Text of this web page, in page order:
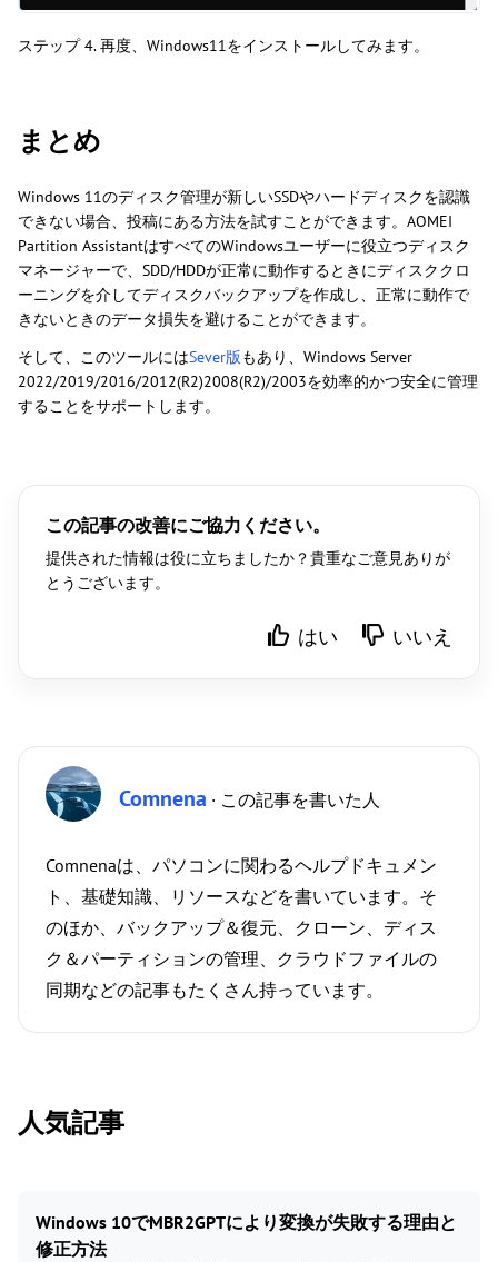
ステップ 4. 再度、Windows11をインストールしてみます。
まとめ
Windows 11のディスク管理が新しいSSDやハードディスクを認識
できない場合、投稿にある方法を試すことができます。AOMEI
Partition AssistantはすべてのWindowsユーザーに役立つディスク
マネージャーで、SDD/HDDが正常に動作するときにディスククロ
ーニングを介してディスクバックアップを作成し、正常に動作で
きないときのデータ損失を避けることができます。
そして、このツールにはSever版もあり、Windows Server
2022/2019/2016/2012(R2)2008(R2)/2003を効率的かつ安全に管理
することをサポートします。
この記事の改善にご協力ください。
提供された情報は役に立ちましたか？貴重なご意見ありが
とうございます。
はい いいえ
Comnena · この記事を書いた人
Comnenaは、パソコンに関わるヘルプドキュメン
ト、基礎知識、リソースなどを書いています。そ
のほか、バックアップ＆復元、クローン、ディス
ク＆パーティションの管理、クラウドファイルの
同期などの記事もたくさん持っています。
人気記事
Windows 10でMBR2GPTにより変換が失敗する理由と
修正方法